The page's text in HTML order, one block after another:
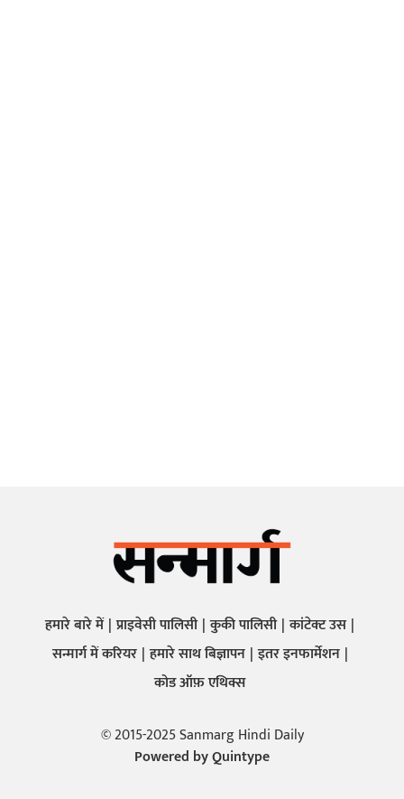
हमारे बारे में प्राइवेसी पालिसी कुकी पालिसी कांटेक्ट उस
सन्मार्ग में करियर हमारे साथ बिज्ञापन इतर इनफार्मेशन
कोड ऑफ़ एथिक्स
© 2015-2025 Sanmarg Hindi Daily
Powered byQuintype